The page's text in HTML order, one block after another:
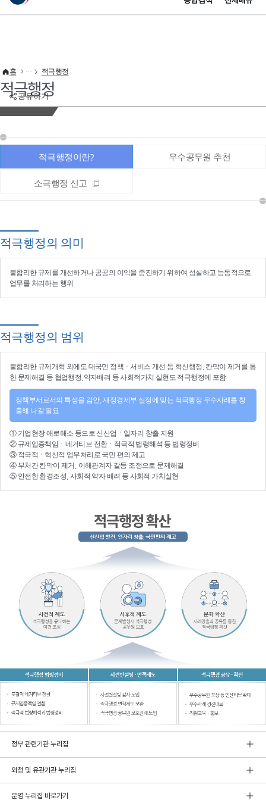
이 누리집은 대한민국 공식 전자정부 누리집입니다.
공유하기
홈 적극행정
적극행정
적극행정이란? 우수공무원 추천
소극행정 신고
적극행정의 의미
불합리한 규제를 개선하거나 공공의 이익을 증진하기 위하여 성실하고 능동적으로
업무를 처리하는 행위
적극행정의 범위
불합리한 규제개혁 외에도 대국민 정책ㆍ서비스 개선 등 혁신행정 , 칸막이 제거를 통
한 문제해결 등 협업행정 ,약자배려 등사회적가치 실현 도 적극행정에 포함
정책부서로서의 특성을 감안, 재정경제부 실정에 맞는 적극행정 우수사례를 창
출해 나갈 필요
① 기업현장 애로해소 등으로 신산업 ㆍ 일자리 창출 지원
② 규제입증책임 ㆍ 네거티브 전환ㆍ적극적 법령해석 등 법령정비
③ 적극적 ㆍ 혁신적 업무처리 로 국민 편의 제고
④ 부처간 칸막이 제거, 이해관계자 갈등 조정으로 문제해결
⑤ 안전한 환경조성, 사회적 약자 배려 등 사회적 가치실현
정부 관련기관 누리집
외청 및 유관기관 누리집
운영 누리집 바로가기